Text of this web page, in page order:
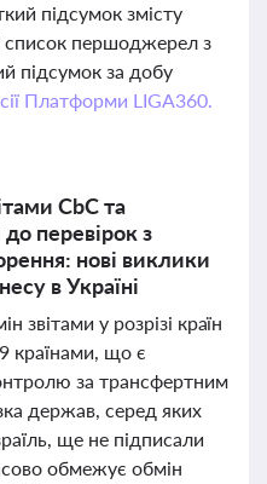
підсумок змісту
список першоджерел з
підсумок за добу
Платформи LIGA360.
CbC та
перевірок з
нові виклики
в Україні
звітами у розрізі країн
країнами, що є
за трансфертним
держав, серед яких
ще не підписали
обмежує обмін